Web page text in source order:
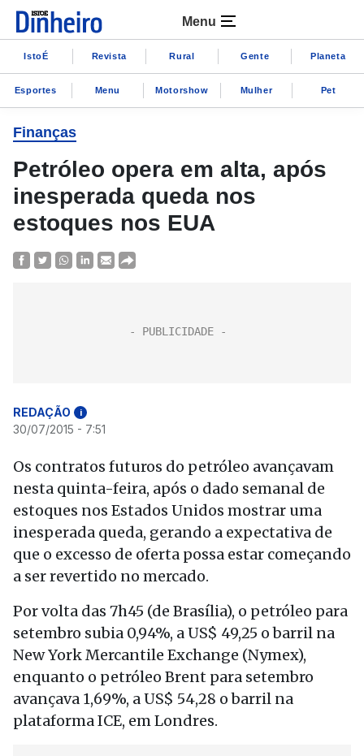
Menu
IstoÉ Revista Rural Gente Planeta
Esportes Menu Motorshow Mulher Pet
Finanças
Petróleo opera em alta, após
inesperada queda nos
estoques nos EUA
REDAÇÃO i
30/07/2015 - 7:51
Os contratos futuros do petróleo avançavam
nesta quinta-feira, após o dado semanal de
estoques nos Estados Unidos mostrar uma
inesperada queda, gerando a expectativa de
que o excesso de oferta possa estar começando
a ser revertido no mercado.
Por volta das 7h45 (de Brasília), o petróleo para
setembro subia 0,94%, a US$ 49,25 o barril na
New York Mercantile Exchange (Nymex),
enquanto o petróleo Brent para setembro
avançava 1,69%, a US$ 54,28 o barril na
plataforma ICE, em Londres.